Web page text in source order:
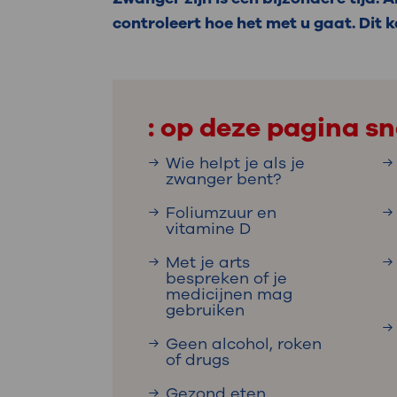
Uw
Uw
Werken
Contact
steeds verder uit, zodat u zelf meer
we u sneller helpen.
controleert hoe het met u gaat. Dit
: op deze pagina
Wie helpt je als je
zwanger bent?
Foliumzuur en
vitamine D
Met je arts
bespreken of je
medicijnen mag
gebruiken
Geen alcohol, roken
of drugs